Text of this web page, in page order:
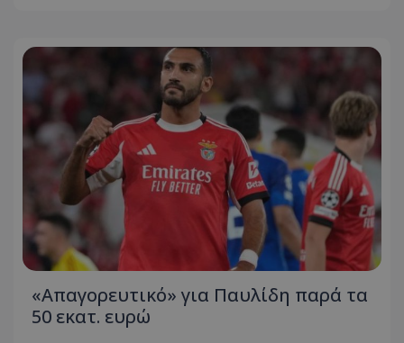
«Απαγορευτικό» για Παυλίδη παρά τα
50 εκατ. ευρώ